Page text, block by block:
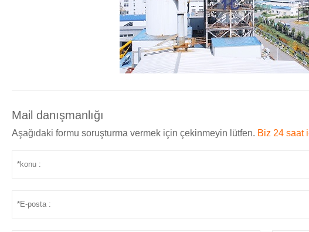
Mail danışmanlığı
Aşağıdaki formu soruşturma vermek için çekinmeyin lütfen. Biz 24 saat